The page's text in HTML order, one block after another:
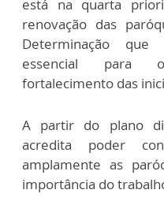
está na quarta
renovação das
Determinação que
essencial para
fortalecimento das
A partir do plano
acredita poder
amplamente as
importância do